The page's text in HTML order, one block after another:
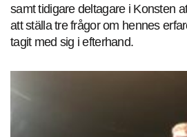
samt tidigare deltagare i Konsten
att ställa tre frågor om hennes
tagit med sig i efterhand.